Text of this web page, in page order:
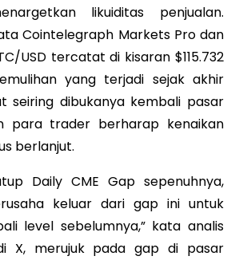
likuiditas penjualan.
Cointelegraph Markets Pro dan
USD tercatat di kisaran $115.732
yang terjadi sejak akhir
seiring dibukanya kembali pasar
para trader berharap kenaikan
berlanjut.
Daily CME Gap sepenuhnya,
keluar dari gap ini untuk
level sebelumnya,” kata analis
X, merujuk pada gap di pasar